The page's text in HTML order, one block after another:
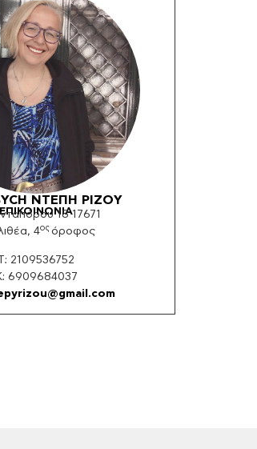
ΝΤΕΠΗ ΡΙΖΟY
18 17671
4ος όροφος
2109536752
6909684037